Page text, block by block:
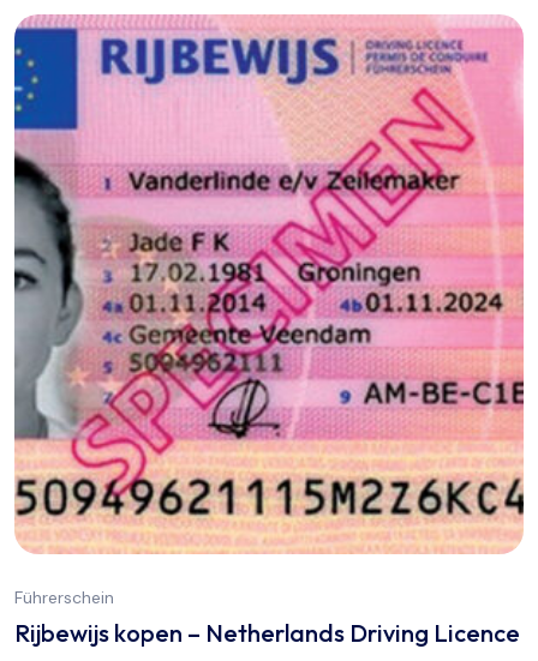
Führerschein
Rijbewijs kopen – Netherlands Driving Licence